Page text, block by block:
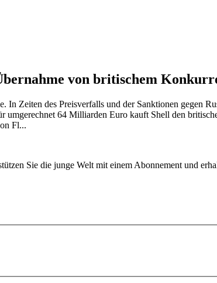
von britischem
In Zeiten des Preisverfalls und der Sanktionen gegen
umgerechnet 64 Milliarden Euro kauft Shell den
Fl...
Sie die junge Welt mit einem Abonnement und